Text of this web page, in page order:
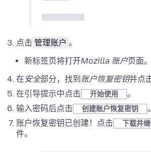
点击 管理账户 。
新标签页将打开Mozilla 账户页面。
在安全部分，找到 账户恢复密钥并点
在引导提示中点击
开始使用
。
输入密码后点击
创建账户恢复密钥
。
账户恢复密钥已创建！点击
下载并
件。